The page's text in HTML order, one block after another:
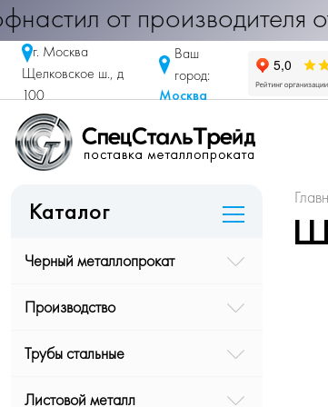
от
г. Москва
Щелковское ш., д
100
Ваш
город:
Москва
Каталог
Черный металлопрокат
Производство
Трубы стальные
Листовой металл